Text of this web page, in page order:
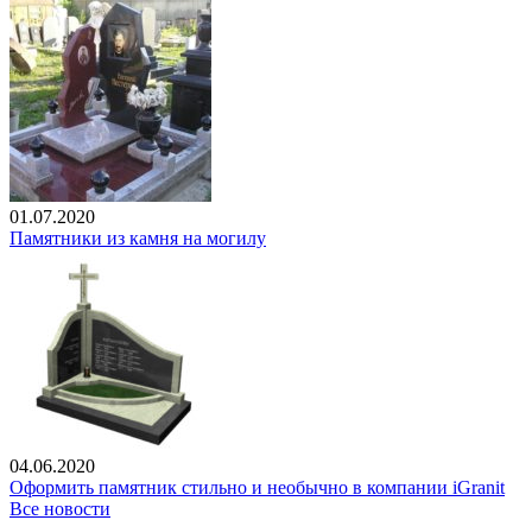
01.07.2020
Памятники из камня на могилу
04.06.2020
Оформить памятник стильно и необычно в компании iGranit
Все новости